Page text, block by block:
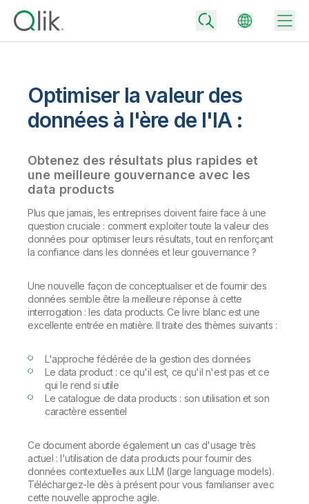
Back
Support client
Portail client
Onboarding
Documentation produits
Back
Société
Emplois
Presse
Nos bureaux dans le monde
Qlik
Talend
Back
Pourquoi Qlik ?
Transformez vos données en moteurs de réussite.
Partenaires technologiques et intégrations
Boostez la puissance de l'intégration des données et de l'analytics
de Qlik.
Back
Intégration de données
Analytics et IA
Tarifs – Intégration et la qualité des données
Accélérez la livraison de données de confiance et prenez des
décisions plus avisées en choisissant l'offre d'intégration de
données la mieux adaptée.
Tarifs – Analytics
Choisissez l'offre d'analytics qui vous correspond pour fournir des
insights plus pertinents et optimiser vos résultats.
Back
Événements et webinars
Bibliothèque des ressources
Optimiser la valeur des
données à l'ère de l'IA :
Obtenez des résultats plus rapides et
une meilleure gouvernance avec les
data products
Plus que jamais, les entreprises doivent faire face à une
question cruciale : comment exploiter toute la valeur des
données pour optimiser leurs résultats, tout en renforçant
la confiance dans les données et leur gouvernance ?
Une nouvelle façon de conceptualiser et de fournir des
données semble être la meilleure réponse à cette
interrogation : les data products. Ce livre blanc est une
excellente entrée en matière. Il traite des thèmes suivants :
L'approche fédérée de la gestion des données
Le data product : ce qu'il est, ce qu'il n'est pas et ce
qui le rend si utile
Le catalogue de data products : son utilisation et son
caractère essentiel
Ce document aborde également un cas d'usage très
actuel : l'utilisation de data products pour fournir des
données contextuelles aux LLM (large language models).
Téléchargez-le dès à présent pour vous familiariser avec
cette nouvelle approche agile.